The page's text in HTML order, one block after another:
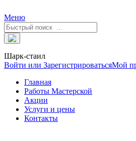
Меню
Шарк-стаил
Войти или ЗарегистрироватьсяМой
Главная
Работы Мастерской
Акции
Услуги и цены
Контакты